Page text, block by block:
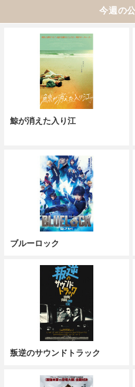
今週の
鯨が消えた入り江
ブルーロック
叛逆のサウンドトラック